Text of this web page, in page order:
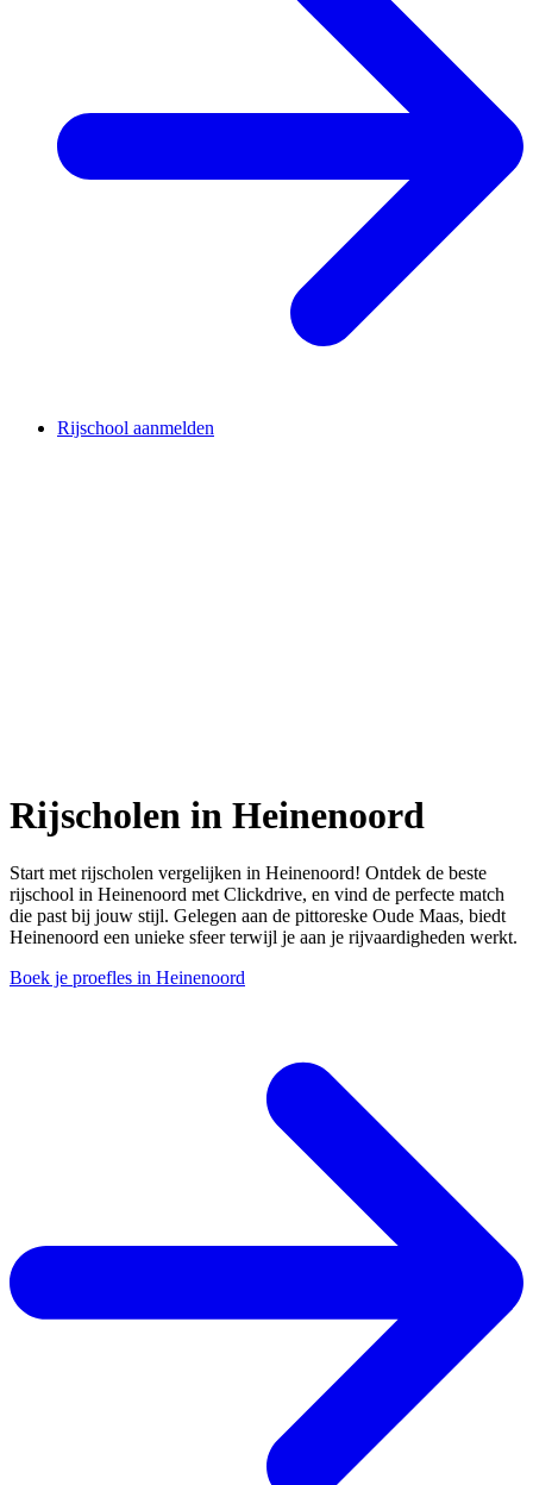
Rijschool aanmelden
Rijscholen in Heinenoord
Start met rijscholen vergelijken in Heinenoord! Ontdek de beste
rijschool in Heinenoord met Clickdrive, en vind de perfecte match
die past bij jouw stijl. Gelegen aan de pittoreske Oude Maas, biedt
Heinenoord een unieke sfeer terwijl je aan je rijvaardigheden werkt.
Boek je proefles in Heinenoord